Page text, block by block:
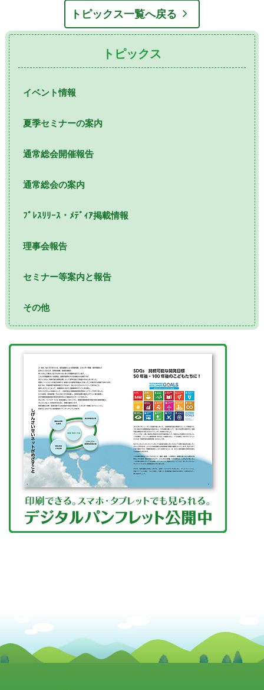
トピックス一覧へ戻る
トピックス
イベント情報
夏季セミナーの案内
通常総会開催報告
通常総会の案内
ﾌﾟﾚｽﾘﾘｰｽ・ﾒﾃﾞｨｱ掲載情報
理事会報告
セミナー等案内と報告
その他